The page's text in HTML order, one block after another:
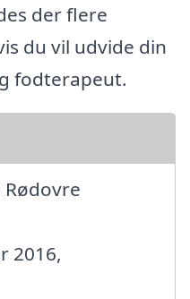
der flere
du vil udvide din
fodterapeut.
Rødovre
2016,